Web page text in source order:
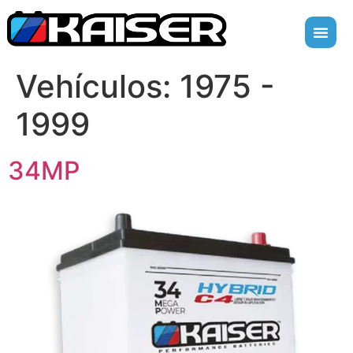
Vehículos: 1975 -
1999
34MP